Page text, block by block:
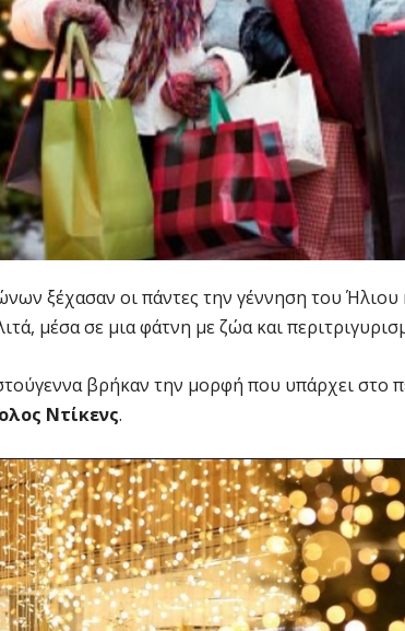
ξέχασαν οι πάντες την γέννηση του Ήλιου
μέσα σε μια φάτνη με ζώα και
βρήκαν την μορφή που υπάρχει στο
Ντίκενς.